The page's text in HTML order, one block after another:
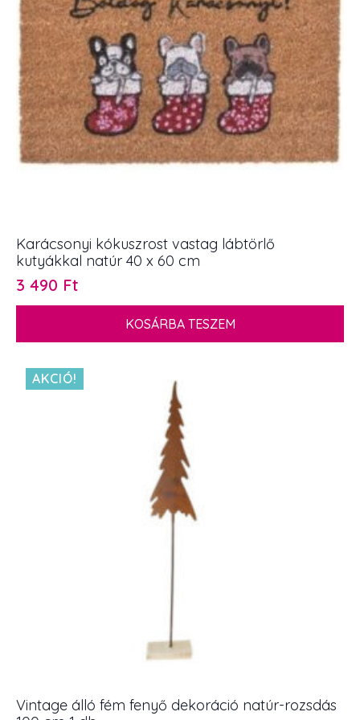
Karácsonyi kókuszrost vastag lábtörlő
kutyákkal natúr 40 x 60 cm
3 490 Ft
KOSÁRBA TESZEM
AKCIÓ!
Vintage álló fém fenyő dekoráció natúr-rozsdás